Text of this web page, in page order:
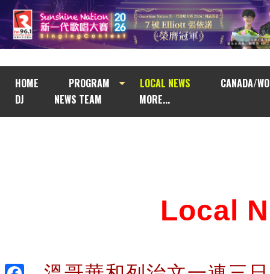
HOME PROGRAM LOCAL NEWS
CANADA/
DJ
NEWS TEAM MORE...
Local